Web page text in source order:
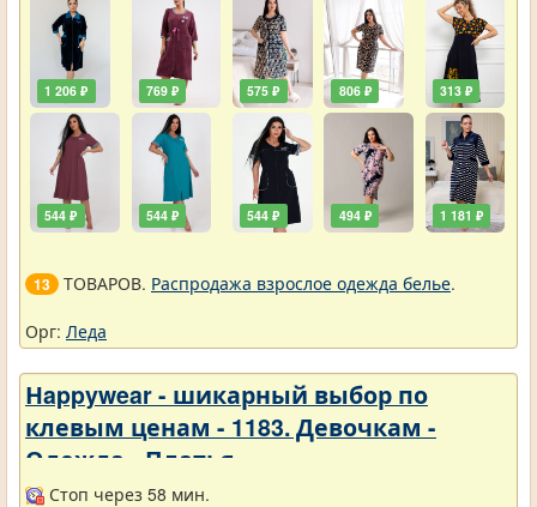
1 206 ₽
544 ₽
769 ₽
544 ₽
575 ₽
544 ₽
806 ₽
494 ₽
313 ₽
1 181 ₽
13 ТОВАРОВ. Распродажа взрослое одежда белье.
Орг: Леда
Нappywear - шикарный выбор по
клевым ценам - 1183. Девочкам -
Одежда - Платья
Стоп через 58 мин.